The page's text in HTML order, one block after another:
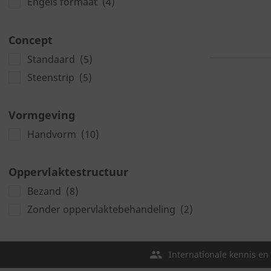
Concept
Standaard (5)
Steenstrip (5)
Vormgeving
Handvorm (10)
Oppervlaktestructuur
Bezand (8)
Zonder oppervlaktebehandeling (2)
Internationale kennis en